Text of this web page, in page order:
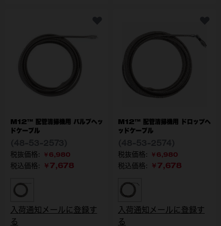
M12™ 配管清掃機用 バルブヘッ
ドケーブル
￥6,980
税込価格: ￥7,678
型番48-53-2573
入荷通知メールに登録す
る
M12™ 配管清掃機用 ドロップヘ
ッドケーブル
￥6,980
税込価格: ￥7,678
型番48-53-2574
入荷通知メールに登録す
る